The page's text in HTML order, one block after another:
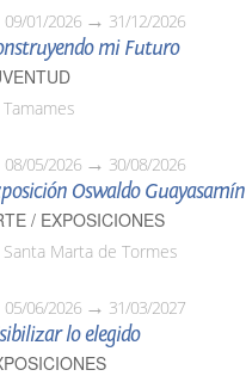
09/01/2026 31/12/2026
mi Futuro
Tamames
08/05/2026 30/08/2026
Oswaldo Guayasamín
/ EXPOSICIONES
Santa Marta de Tormes
05/06/2026 31/03/2027
lo elegido